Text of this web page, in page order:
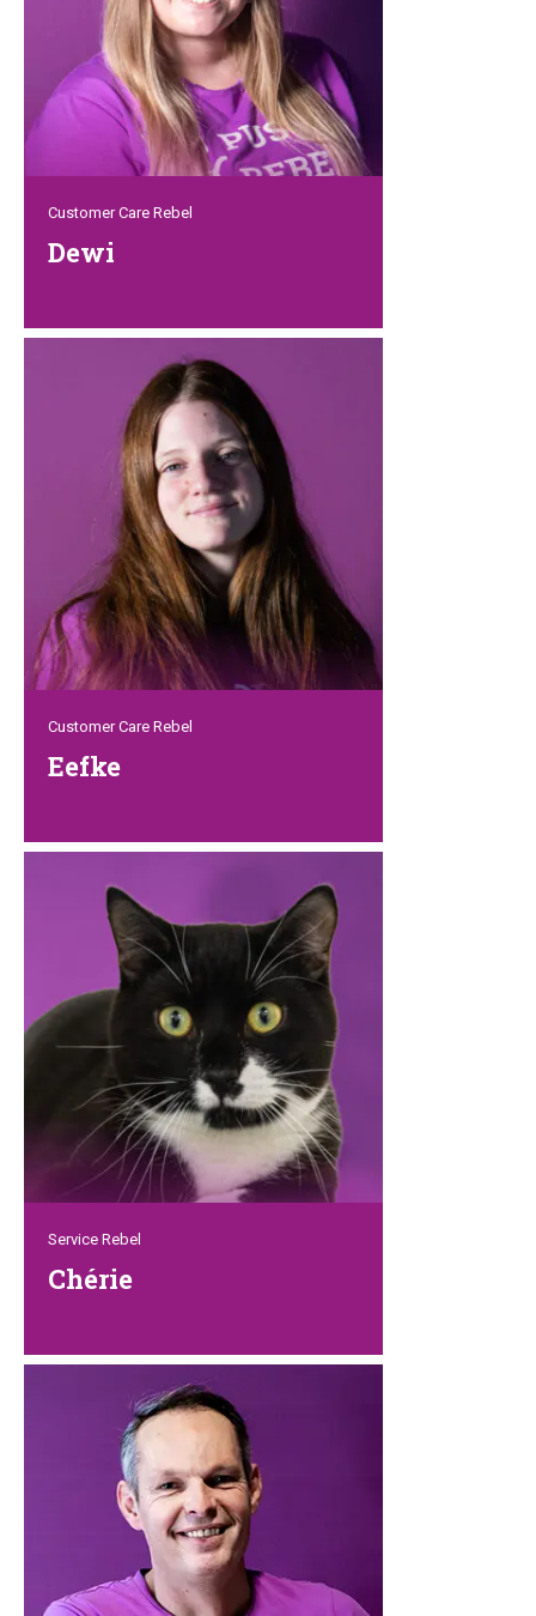
und entspannt.
Customer Care Rebel
Dewi
Frau, die gerne plaudert. Sie ist
serviceorientiert und trinkt gerne eine
Tasse Kaffee. Diese gesprächige,
extrovertierte Frau ist eine wertvolle
Bereicherung für Petrebels und kann es
kaum erwarten, dir zu helfen! Auch gut
zu wissen: Sie ist sehr lernbegierig, also
kannst du mit aller Flexibilität rechnen,
die du bekommen kannst.
Customer Care Rebel
Eefke
Kundenservice mit ihrer Ausbildung zur
Hundepflegerin. Während sie also
Kunden bei ihren Fragen hilft, lernt sie
gleichzeitig alles über Fell, Pflege und
ihre vierbeinigen Kunden. Mit ihrer Liebe
zu Tieren und ihrer freundlichen Art
bringt sie genau die herzliche Rebel-
Energie mit, die unsere Kunden so
Service Rebel
Chérie
begegnen, wenn Sie Petrebels anrufen,
eine E-Mail senden oder besuchen. Noch
bevor Sie die Türklinke unseres
Showrooms ergreifen, steht sie mit
einem Lächeln und einer Tasse Kaffee
bereit. Dieser reinrassige
Katzenliebhaber ist sogar in unserem
Lager zu finden. Dort sorgt sie dafür,
dass die richtigen Ersatzteile an die
richtige Adresse gelangen.